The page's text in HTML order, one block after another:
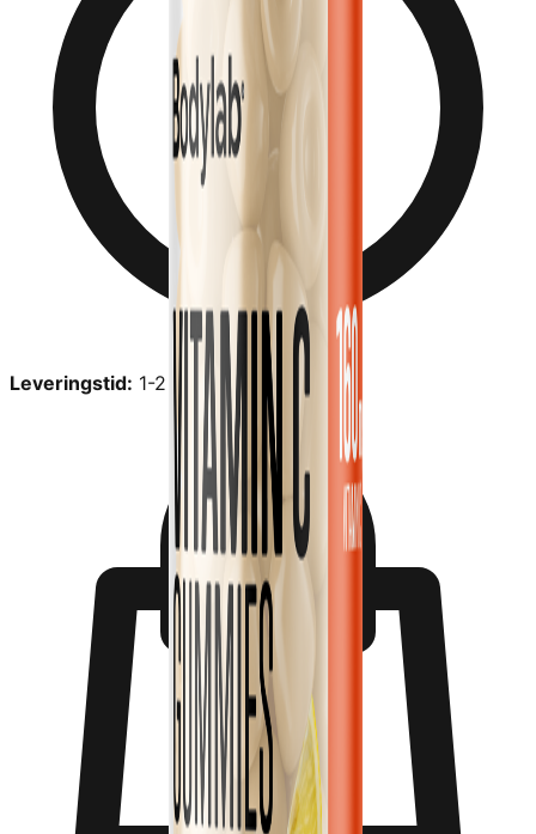
Leveringstid: 1-2 dage